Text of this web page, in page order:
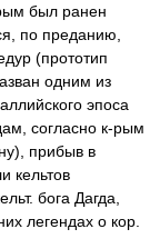
был ранен
по преданию,
(прототип
одним из
эпоса
согласно к-рым
прибыв в
кельтов
бога Дагда,
легендах о кор.